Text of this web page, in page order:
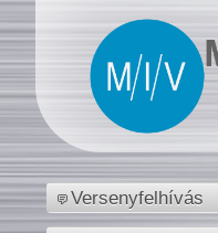
Versenyfelhívás